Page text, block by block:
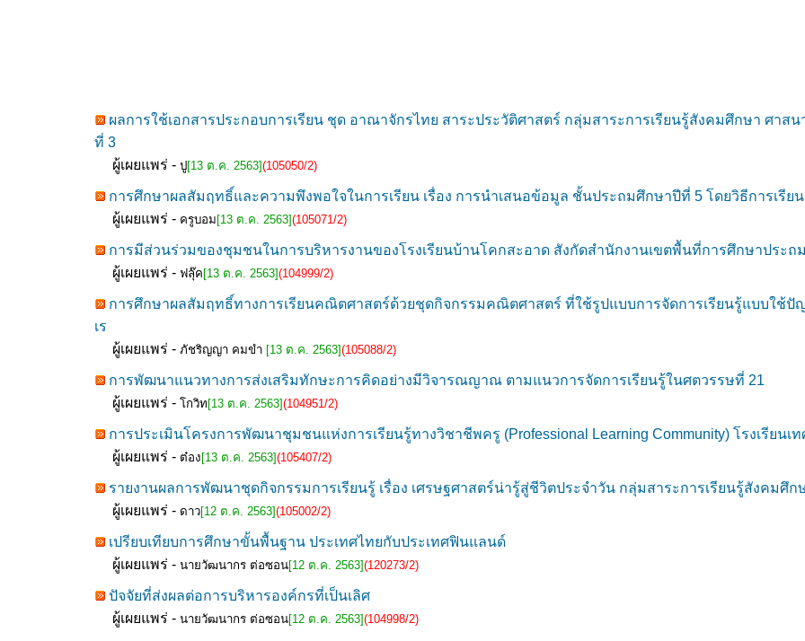
ผลการใช้เอกสารประกอบการเรียน ชุด อาณาจักรไทย สาระประวัติศาสตร์ กลุ่มสาระการเรียนรู้สังคมศึกษา ศา
ที่ 3
ผู้เผยแพร่ - ปู [13 ต.ค. 2563](105050/2)
การศึกษาผลสัมฤทธิ์และความพึงพอใจในการเรียน เรื่อง การนำเสนอข้อมูล ชั้นประถมศึกษาปีที่ 5 โดยวิธีการเรี
ผู้เผยแพร่ - ครูบอม [13 ต.ค. 2563](105071/2)
การมีส่วนร่วมของชุมชนในการบริหารงานของโรงเรียนบ้านโคกสะอาด สังกัดสำนักงานเขตพื้นที่การศึกษาประถ
ผู้เผยแพร่ - ฟลุ๊ค [13 ต.ค. 2563](104999/2)
การศึกษาผลสัมฤทธิ์ทางการเรียนคณิตศาสตร์ด้วยชุดกิจกรรมคณิตศาสตร์ ที่ใช้รูปแบบการจัดการเรียนรู้แบบใช้ปั
เร
ผู้เผยแพร่ - ภัชริญญา คมขำ [13 ต.ค. 2563](105088/2)
การพัฒนาแนวทางการส่งเสริมทักษะการคิดอย่างมีวิจารณญาณ ตามแนวการจัดการเรียนรู้ในศตวรรษที่ 21
ผู้เผยแพร่ - โกวิท [13 ต.ค. 2563](104951/2)
การประเมินโครงการพัฒนาชุมชนแห่งการเรียนรู้ทางวิชาชีพครู (Professional Learning Community) โรงเรียนเ
ผู้เผยแพร่ - ต๋อง [13 ต.ค. 2563](105407/2)
รายงานผลการพัฒนาชุดกิจกรรมการเรียนรู้ เรื่อง เศรษฐศาสตร์น่ารู้สู่ชีวิตประจำวัน กลุ่มสาระการเรียนรู้สังคม
ผู้เผยแพร่ - ดาว[12 ต.ค. 2563](105002/2)
เปรียบเทียบการศึกษาขั้นพื้นฐาน ประเทศไทยกับประเทศฟินแลนด์
ผู้เผยแพร่ - นายวัฒนากร ต่อซอน[12 ต.ค. 2563](120273/2)
ปัจจัยที่ส่งผลต่อการบริหารองค์กรที่เป็นเลิศ
ผู้เผยแพร่ - นายวัฒนากร ต่อซอน[12 ต.ค. 2563](104998/2)